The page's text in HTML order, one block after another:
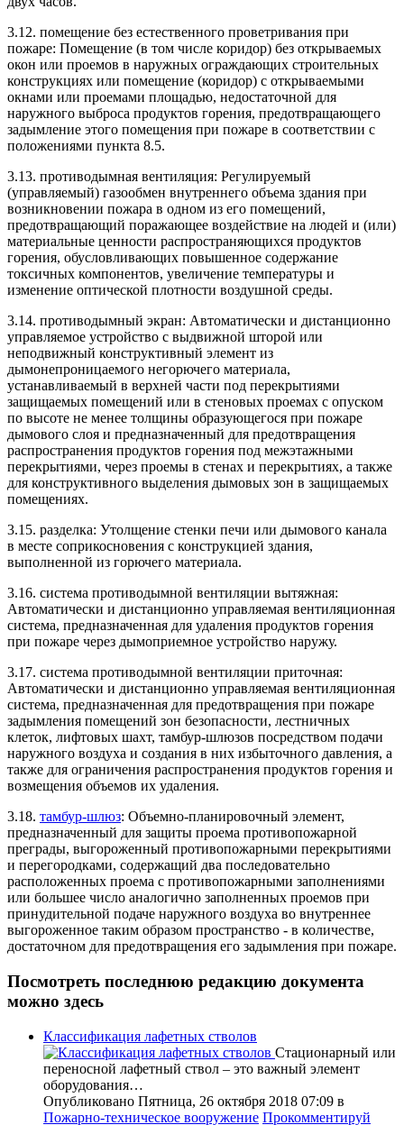
3.12. помещение без естественного проветривания при
пожаре: Помещение (в том числе коридор) без открываемых
окон или проемов в наружных ограждающих строительных
конструкциях или помещение (коридор) с открываемыми
окнами или проемами площадью, недостаточной для
наружного выброса продуктов горения, предотвращающего
задымление этого помещения при пожаре в соответствии с
положениями пункта 8.5.
3.13. противодымная вентиляция: Регулируемый
(управляемый) газообмен внутреннего объема здания при
возникновении пожара в одном из его помещений,
предотвращающий поражающее воздействие на людей и (или)
материальные ценности распространяющихся продуктов
горения, обусловливающих повышенное содержание
токсичных компонентов, увеличение температуры и
изменение оптической плотности воздушной среды.
3.14. противодымный экран: Автоматически и дистанционно
управляемое устройство с выдвижной шторой или
неподвижный конструктивный элемент из
дымонепроницаемого негорючего материала,
устанавливаемый в верхней части под перекрытиями
защищаемых помещений или в стеновых проемах с опуском
по высоте не менее толщины образующегося при пожаре
дымового слоя и предназначенный для предотвращения
распространения продуктов горения под межэтажными
перекрытиями, через проемы в стенах и перекрытиях, а также
для конструктивного выделения дымовых зон в защищаемых
помещениях.
3.15. разделка: Утолщение стенки печи или дымового канала
в месте соприкосновения с конструкцией здания,
выполненной из горючего материала.
3.16. система противодымной вентиляции вытяжная:
Автоматически и дистанционно управляемая вентиляционная
система, предназначенная для удаления продуктов горения
при пожаре через дымоприемное устройство наружу.
3.17. система противодымной вентиляции приточная:
Автоматически и дистанционно управляемая вентиляционная
система, предназначенная для предотвращения при пожаре
задымления помещений зон безопасности, лестничных
клеток, лифтовых шахт, тамбур-шлюзов посредством подачи
наружного воздуха и создания в них избыточного давления, а
также для ограничения распространения продуктов горения и
возмещения объемов их удаления.
3.18. тамбур-шлюз: Объемно-планировочный элемент,
предназначенный для защиты проема противопожарной
преграды, выгороженный противопожарными перекрытиями
и перегородками, содержащий два последовательно
расположенных проема с противопожарными заполнениями
или большее число аналогично заполненных проемов при
принудительной подаче наружного воздуха во внутреннее
выгороженное таким образом пространство - в количестве,
достаточном для предотвращения его задымления при пожаре.
Посмотреть последнюю редакцию документа
можно здесь
Классификация лафетных стволов
Стационарный или
переносной лафетный ствол – это важный элемент
оборудования…
Опубликовано Пятница, 26 октября 2018 07:09 в
Пожарно-техническое вооружение Прокомментируй